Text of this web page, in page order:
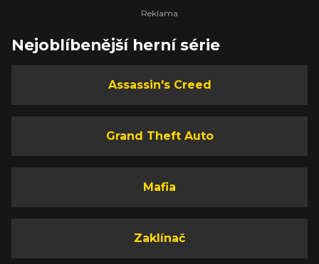
Nejoblíbenější herní série
Assassin's Creed
Grand Theft Auto
Mafia
Zaklínač